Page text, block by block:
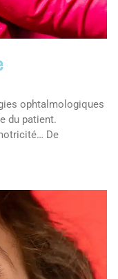
ophtalmologiques
du patient.
De